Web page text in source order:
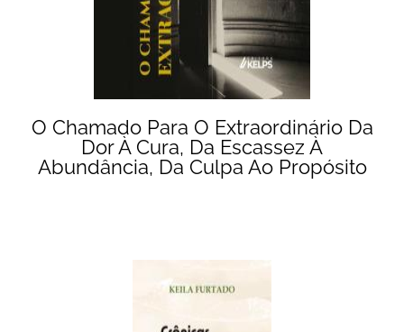
O Chamado Para O Extraordinário Da
Dor À Cura, Da Escassez À
Abundância, Da Culpa Ao Propósito